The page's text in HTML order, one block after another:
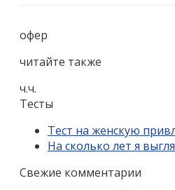
офер
читайте также
ч.ч.
Тесты
Тест на женскую
На сколько лет я
Свежие комментарии